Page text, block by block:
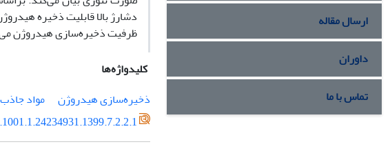
دشارژ بالا قابلیت ذخیره
ظرفیت ذخیره‌سازی هیدروژن
کلیدواژه‌ها
ذخیره‌سازی هیدروژن
مواد
ارسال مقاله
داوران
تماس با ما